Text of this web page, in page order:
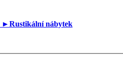
►Rustikální nábytek